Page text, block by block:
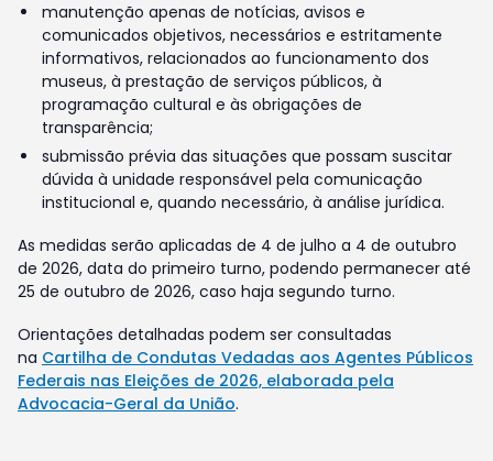
manutenção apenas de notícias, avisos e
comunicados objetivos, necessários e estritamente
informativos, relacionados ao funcionamento dos
museus, à prestação de serviços públicos, à
programação cultural e às obrigações de
transparência;
submissão prévia das situações que possam suscitar
dúvida à unidade responsável pela comunicação
institucional e, quando necessário, à análise jurídica.
As medidas serão aplicadas de 4 de julho a 4 de outubro
de 2026, data do primeiro turno, podendo permanecer até
25 de outubro de 2026, caso haja segundo turno.
Orientações detalhadas podem ser consultadas
na Cartilha de Condutas Vedadas aos Agentes Públicos
Federais nas Eleições de 2026, elaborada pela
Advocacia-Geral da União.